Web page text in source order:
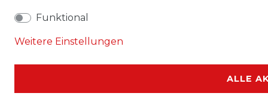
Funktional
Weitere Einstellungen
ALLE